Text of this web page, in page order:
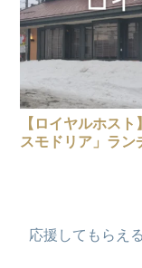
【ロイヤルホス
スモドリア」ラン
応援してもらえ